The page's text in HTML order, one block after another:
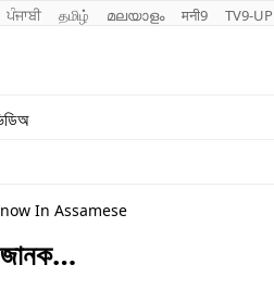
ਪੰਜਾਬੀ தமிழ் മലയാളം मनी9 TV9-UP
In Assamese